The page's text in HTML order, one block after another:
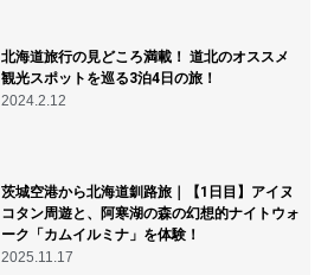
北海道旅行の見どころ満載！ 道北のオススメ
観光スポットを巡る3泊4日の旅！
2024.2.12
茨城空港から北海道釧路旅｜【1日目】アイヌ
コタン周遊と、阿寒湖の森の幻想的ナイトウォ
ーク「カムイルミナ」を体験！
2025.11.17